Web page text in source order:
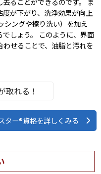
が下がり、洗浄効果が向上
シングや擦り洗い）を加え
しょう。 このように、界面
せることで、油脂と汚れを
取れる！
ター®資格を詳しくみる